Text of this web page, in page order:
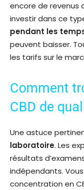
encore de revenus
investir dans ce
pendant les
peuvent baisser.
les tarifs sur le
Comment
CBD de
Une astuce
laboratoire. Les
résultats
indépendants.
concentration en